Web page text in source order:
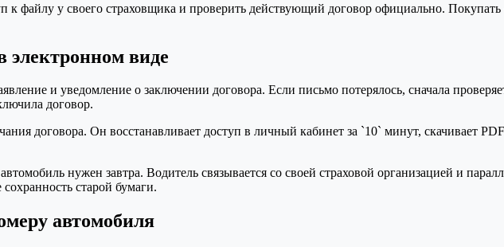
файлу у своего страховщика и проверить действующий договор официально. Покупать
виде
и уведомление о заключении договора. Если письмо потерялось, сначала
договор.
договора. Он восстанавливает доступ в личный кабинет за `10` минут, скачивает
нужен завтра. Водитель связывается со своей страховой организацией и
старой бумаги.
автомобиля